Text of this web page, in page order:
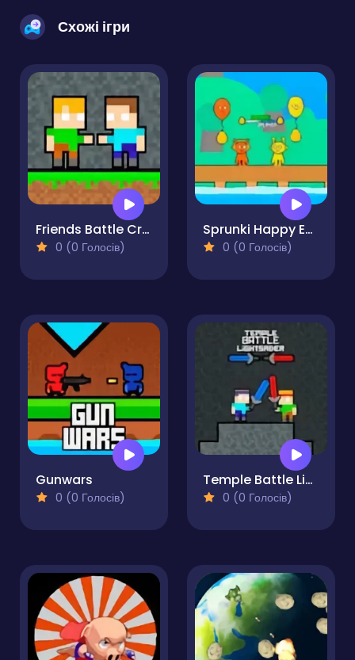
Схожі ігри
Friends Battle Crepgun
0 (0 Голосів)
Sprunki Happy Easter 2Player
0 (0 Голосів)
Gunwars
0 (0 Голосів)
Temple Battle Lightsaber
0 (0 Голосів)